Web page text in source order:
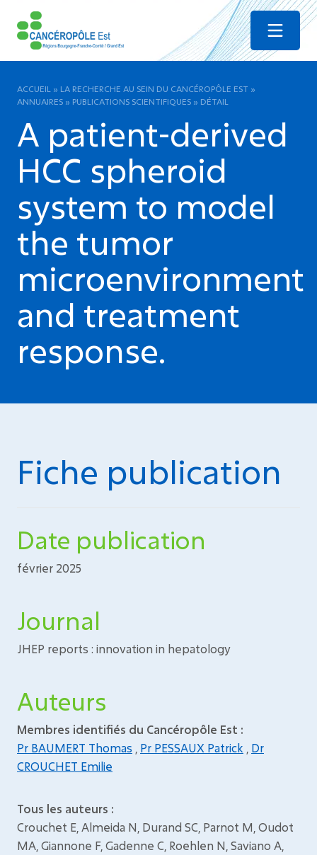
Menu
ACCUEIL » LA RECHERCHE AU SEIN DU CANCÉROPÔLE EST »
ANNUAIRES » PUBLICATIONS SCIENTIFIQUES » DÉTAIL
A patient-derived
HCC spheroid
system to model
the tumor
microenvironment
and treatment
response.
Fiche publication
Date publication
février 2025
Journal
JHEP reports : innovation in hepatology
Auteurs
Membres identifiés du Cancéropôle Est :
Pr BAUMERT Thomas
Pr PESSAUX Patrick
Dr
CROUCHET Emilie
Tous les auteurs :
Crouchet E, Almeida N, Durand SC, Parnot M, Oudot
MA, Giannone F, Gadenne C, Roehlen N, Saviano A,